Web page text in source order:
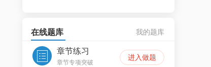
在线题库 我的题库
章节练习
章节专项突破
进入做题